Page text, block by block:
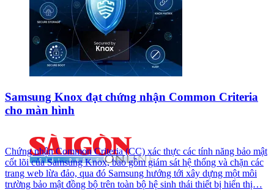
Samsung Knox đạt chứng nhận Common Criteria
cho màn hình
Chứng nhận Common Criteria (CC) xác thực các tính năng bảo mật
cốt lõi của Samsung Knox, bao gồm giám sát hệ thống và chặn các
trang web lừa đảo, qua đó Samsung hướng tới xây dựng một môi
trường bảo mật đồng bộ trên toàn bộ hệ sinh thái thiết bị hiển thị…